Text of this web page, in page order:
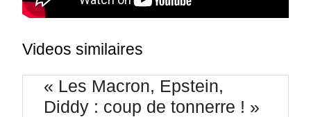
Videos similaires
« Les Macron, Epstein,
Diddy : coup de tonnerre ! »